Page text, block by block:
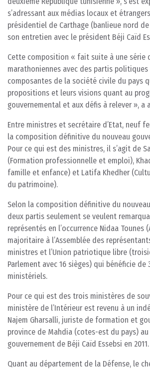
s’adressant aux médias locaux et
présidentiel de Carthage (banlieue nord de
son entretien avec le président Béji Caïd
Cette composition « fait suite à une série
marathoniennes avec des partis
composantes de la société civile du pays
propositions et leurs visions quant au
gouvernemental et aux défis à relever », a
Entre ministres et secrétaire d’Etat, neuf
la composition définitive du nouveau
Pour ce qui est des ministres, il s’agit de
(Formation professionnelle et emploi),
famille et enfance) et Latifa Khedher
du patrimoine).
Selon la composition définitive du
deux partis seulement se veulent
représentés en l’occurrence Nidaa Tounes
majoritaire à l’Assemblée des
ministres et l’Union patriotique libre
Parlement avec 16 sièges) qui bénéficie
ministériels.
Pour ce qui est des trois ministères de
ministère de l’Intérieur est revenu à un
Najem Gharsalli, juriste de formation et
province de Mahdia (cotes-est du pays)
gouvernement de Béji Caïd Essebsi en 2011.
Quant au département de la Défense, le